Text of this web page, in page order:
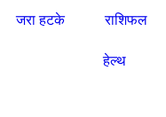
जरा हटके राशिफल
हेल्थ